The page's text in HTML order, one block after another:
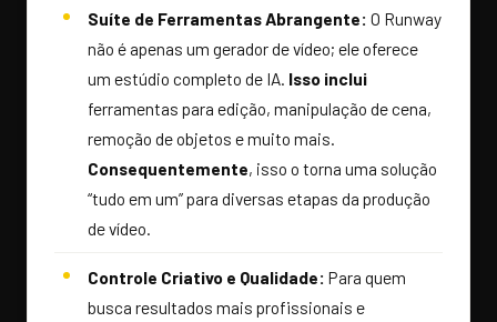
Suíte de Ferramentas Abrangente: O Runway
não é apenas um gerador de vídeo; ele oferece
um estúdio completo de IA. Isso inclui
ferramentas para edição, manipulação de cena,
remoção de objetos e muito mais.
Consequentemente, isso o torna uma solução
“tudo em um” para diversas etapas da produção
de vídeo.
Controle Criativo e Qualidade: Para quem
busca resultados mais profissionais e